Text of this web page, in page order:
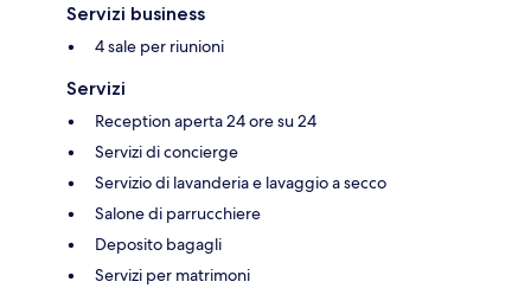
Servizi business
4 sale per riunioni
Servizi
Reception aperta 24 ore su 24
Servizi di concierge
Servizio di lavanderia e lavaggio a secco
Salone di parrucchiere
Deposito bagagli
Servizi per matrimoni